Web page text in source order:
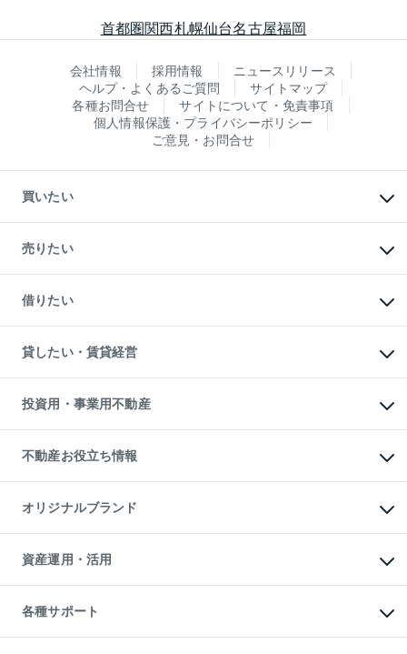
首都圏関西札幌仙台名古屋福岡
会社情報 採用情報
ニュースリリース
ヘルプ・よくあるご質問
サイトマップ
各種お問合せ
サイトについて・免責事項
個人情報保護・プライバシーポリシー
ご意見・お問合せ
買いたい
新築・分譲マンションの購入
中古マンションの購入
一戸建ての購入
中古一戸建ての購入
不動産購入の流れ
注目キーワード物件特集
購入ガイド
English 繁体中文簡体中文
売りたい
一戸建ての売却・査定
土地の売却・査定
スピードAI査定
不動産査定について
不動産売却の流れ
不動産買換えの流れ
売却ガイド
借りたい
オフィス・店舗の賃貸
借りるときの流れ
借りるガイド
貸したい・賃貸経営
マンション賃料データ
賃貸管理プラン
リロケーションについて
貸すガイド
投資用・事業用不動産
事業用不動産
マンション投資
投資用マンション
アパート経営
収益物件
ビル購入（ビル一棟）
投資用不動産の売却査定
事業用不動産の売却査定
不動産お役立ち情報
マンションライブラリー
人気マンションランキング
暮らしに役立つ不動産メディア
不動産相場・不動産価格情報
不動産コラム・ニュース
不動産用語集
不動産なんでもネット相談室
住まいの税金
オリジナルブランド
一棟リノベーションマンション
L`GENTE（ルジェンテ）
区分リノベーションマンション
投資用一棟レジデンスWELL
不動産小口投資
資産運用・活用
不動産M&A
アセットマネジメント・出資
各種サポート